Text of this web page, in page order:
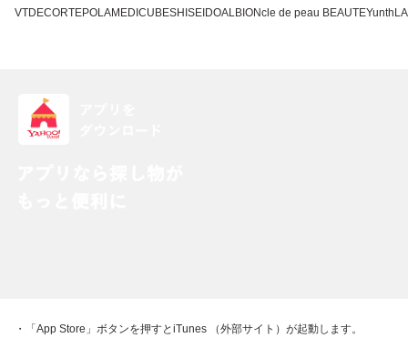
VTDECORTEPOLAMEDICUBESHISEIDOALBIONcle de peau BEAUTEYunth
・「App Store」ボタンを押すとiTunes （外部サイト）が起動します。